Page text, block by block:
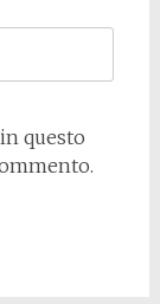
questo